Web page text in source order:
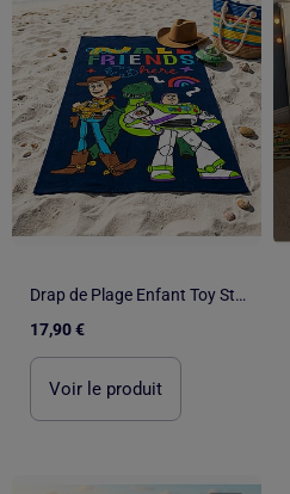
Drap de Plage Enfant Toy Story Disney Pixar 70x140 cm 100% Polyester
17,90 €
Voir le produit